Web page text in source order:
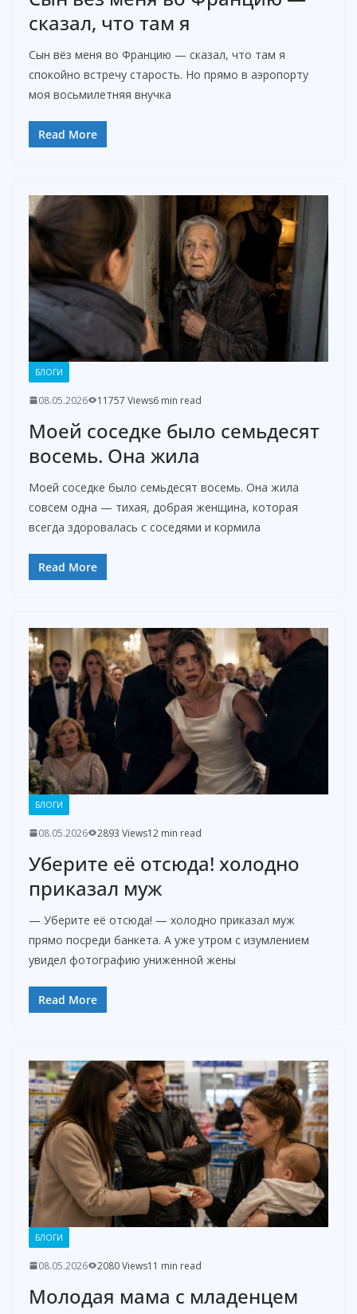
сказал, что там я
Сын вёз меня во Францию — сказал, что там я
спокойно встречу старость. Но прямо в аэропорту
моя восьмилетняя внучка
Read More
БЛОГИ
08.05.2026 11757 Views6 min read
Моей соседке было семьдесят
восемь. Она жила
Моей соседке было семьдесят восемь. Она жила
совсем одна — тихая, добрая женщина, которая
всегда здоровалась с соседями и кормила
Read More
БЛОГИ
08.05.2026 2893 Views12 min read
Уберите её отсюда! холодно
приказал муж
— Уберите её отсюда! — холодно приказал муж
прямо посреди банкета. А уже утром с изумлением
увидел фотографию униженной жены
Read More
БЛОГИ
08.05.2026 2080 Views11 min read
Молодая мама с младенцем